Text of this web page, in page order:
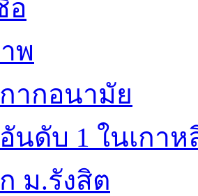
อ
พ
ากอนามัย
นดับ 1 ในเกาห
ม.รังสิต